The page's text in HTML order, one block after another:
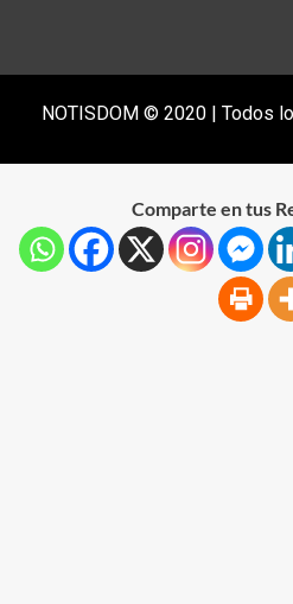
NOTISDOM © 2020 | Todos
Comparte en tus